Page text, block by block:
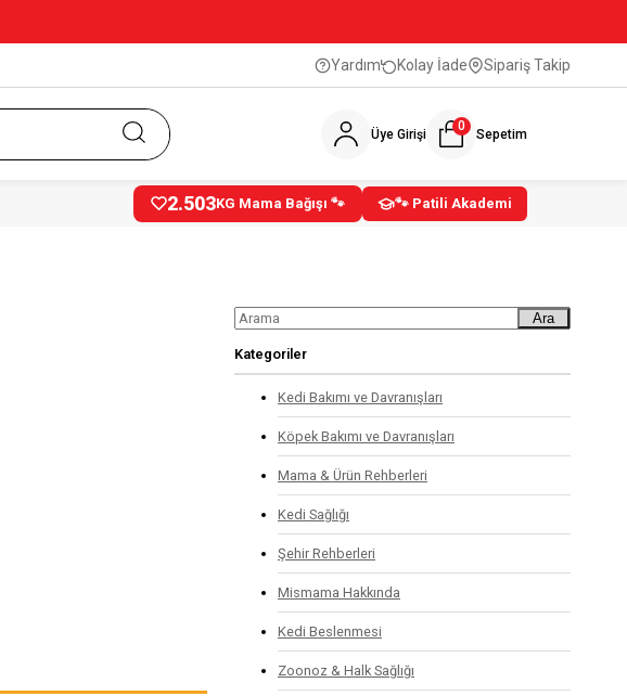
Yardım Kolay İade Sipariş Takip
Üye Girişi Sepetim
0
2.503KG Mama Bağışı 🐾 🐾 Patili Akademi
Ara
Kategoriler
Kedi Bakımı ve Davranışları
Köpek Bakımı ve Davranışları
Mama & Ürün Rehberleri
Kedi Sağlığı
Şehir Rehberleri
Mismama Hakkında
Kedi Beslenmesi
Zoonoz & Halk Sağlığı